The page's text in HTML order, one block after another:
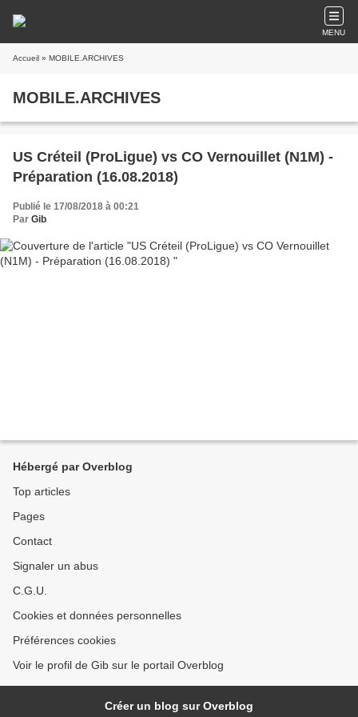
MENU
Accueil » MOBILE.ARCHIVES
MOBILE.ARCHIVES
US Créteil (ProLigue) vs CO Vernouillet (N1M) -
Préparation (16.08.2018)
Publié le 17/08/2018 à 00:21
Par Gib
Hébergé par Overblog
Top articles
Pages
Contact
Signaler un abus
C.G.U.
Cookies et données personnelles
Préférences cookies
Voir le profil de Gib sur le portail Overblog
Créer un blog sur Overblog